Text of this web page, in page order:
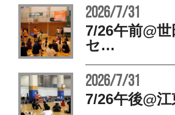
2026/7/31
7/26午前@
セ…
2026/7/31
7/26午後@